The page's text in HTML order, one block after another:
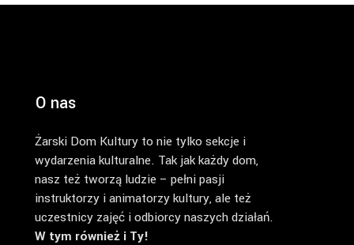
O nas
Żarski Dom Kultury to nie tylko sekcje i
wydarzenia kulturalne. Tak jak każdy dom,
nasz też tworzą ludzie – pełni pasji
instruktorzy i animatorzy kultury, ale też
uczestnicy zajęć i odbiorcy naszych działań.
W tym również i Ty!